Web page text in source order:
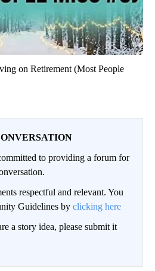
on Retirement (Most People
to providing a forum for
respectful and relevant. You
Guidelines by clicking here
a story idea, please submit it